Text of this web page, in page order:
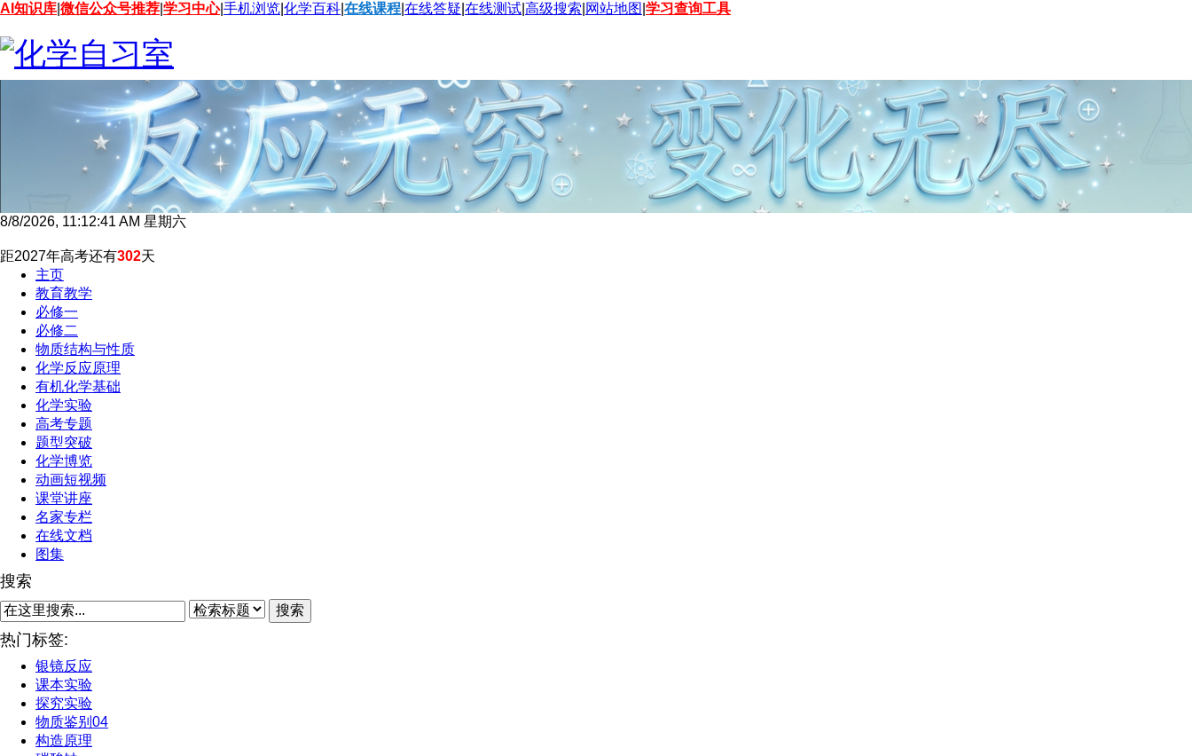
AI知识库 微信公众号推荐 学习中心|手机浏览 化学百科 在线课程 在线答疑 在线测试 高级搜索 网站地图 学习查询工具
8/8/2026, 11:12:42 AM 星期六
距2027年高考还有302天
主页
教育教学
必修一
必修二
物质结构与性质
化学反应原理
有机化学基础
化学实验
高考专题
题型突破
化学博览
动画短视频
课堂讲座
名家专栏
在线文档
图集
搜索
搜索
热门标签:
银镜反应
课本实验
探究实验
物质鉴别04
构造原理